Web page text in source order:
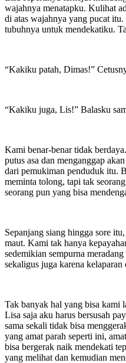
wajahnya menatapku. Kulihat
di atas wajahnya yang pucat
tubuhnya untuk mendekatiku.
“Kakiku patah, Dimas!”
“Kakiku juga, Lis!” Balasku
Kami benar-benar tidak
putus asa dan menganggap
dari pemukiman penduduk itu.
meminta tolong, tapi tak
seorang pun yang bisa
Sepanjang siang hingga sore
maut. Kami tak hanya
sedemikian sempurna
sekaligus juga karena kelaparan
Tak banyak hal yang bisa kami
Lisa saja aku harus bersusah
sama sekali tidak bisa
yang amat parah seperti ini,
bisa bergerak naik mendekati
yang melihat dan kemudian